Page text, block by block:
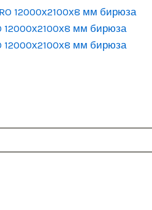
12000х2100х8 мм бирюза
12000х2100х8 мм бирюза